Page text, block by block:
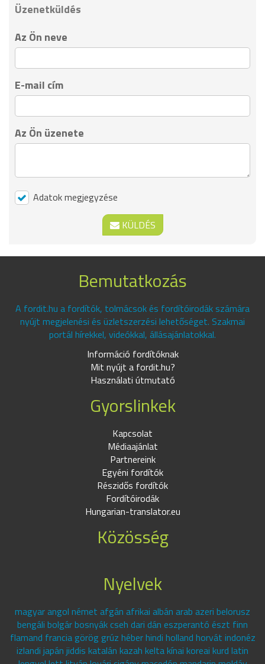
Üzenetküldés
Az Ön neve
E-mail cím
Az Ön üzenete
Adatok megjegyzése
KÜLDÉS
Bemutatkozás
A fordit.hu a fordítók, tolmácsok és fordítóirodák számára
nyújt megjelenési és üzletszerzési lehetőséget. Szakmai
portál hírekkel, videókkal, állásajánlatokkal.
Információ fordítóknak
Mit nyújt a fordit.hu?
Használati útmutató
Gyorslinkek
Kapcsolat
Médiaajánlat
Partnereink
Egyéni fordítók
Részidős fordítók
Fordítóirodák
Hungarian-translator.eu
Közösség
Nyelvek
magyar angol német afgán afrikai albán arab azeri belorusz
bengáli bolgár bosnyák cseh dari dán eszperantó észt finn
flamand francia görög grúz héber hindi holland horvát indonéz
izlandi japán jiddis katalán kazah kelta kínai koreai kurd latin